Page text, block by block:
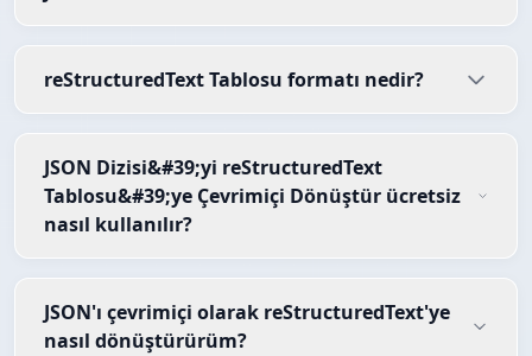
reStructuredText Tablosu formatı nedir?
JSON Dizisi&#39;yi reStructuredText
Tablosu&#39;ye Çevrimiçi Dönüştür ücretsiz
nasıl kullanılır?
JSON'ı çevrimiçi olarak reStructuredText'ye
nasıl dönüştürürüm?